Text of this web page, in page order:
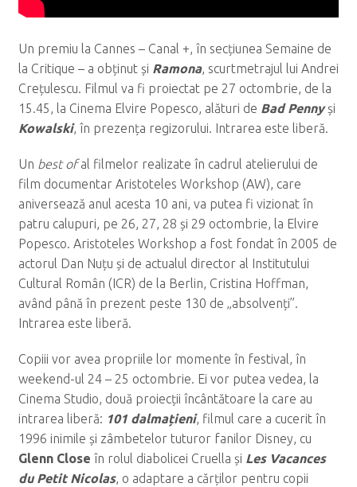
Un premiu la Cannes – Canal +, în secțiunea Semaine de
la Critique – a obținut și Ramona, scurtmetrajul lui Andrei
Crețulescu. Filmul va fi proiectat pe 27 octombrie, de la
15.45, la Cinema Elvire Popesco, alături de Bad Pennyși
Kowalski, în prezența regizorului. Intrarea este liberă.
Un best ofal filmelor realizate în cadrul atelierului de
film documentar Aristoteles Workshop (AW), care
aniversează anul acesta 10 ani, va putea fi vizionat în
patru calupuri, pe 26, 27, 28 și 29 octombrie, la Elvire
Popesco. Aristoteles Workshop a fost fondat în 2005 de
actorul Dan Nuțu și de actualul director al Institutului
Cultural Român (ICR) de la Berlin, Cristina Hoffman,
având până în prezent peste 130 de „absolvenți”.
Intrarea este liberă.
Copiii vor avea propriile lor momente în festival, în
weekend-ul 24 – 25 octombrie. Ei vor putea vedea, la
Cinema Studio, două proiecții încântătoare la care au
intrarea liberă: 101 dalmațieni, filmul care a cucerit în
1996 inimile și zâmbetelor tuturor fanilor Disney, cu
Glenn Close în rolul diabolicei Cruella și Les Vacances
du Petit Nicolas, o adaptare a cărților pentru copii